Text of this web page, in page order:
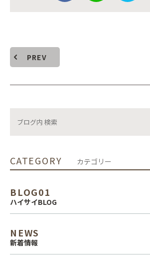
PREV
CATEGORY カテゴリー
BLOG01
ハイサイBLOG
NEWS
新着情報